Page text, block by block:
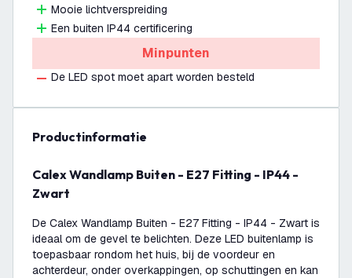
Mooie lichtverspreiding
Een buiten IP44 certificering
Minpunten
De LED spot moet apart worden besteld
productinformatie
Calex Wandlamp Buiten - E27 Fitting - IP44 -
Zwart
De Calex Wandlamp Buiten - E27 Fitting - IP44 - Zwart is
ideaal om de gevel te belichten. Deze LED buitenlamp is
toepasbaar rondom het huis, bij de voordeur en
achterdeur, onder overkappingen, op schuttingen en kan